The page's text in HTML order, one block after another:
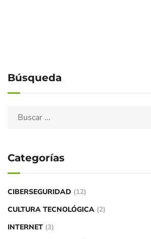
Búsqueda
Categorías
CIBERSEGURIDAD (12)
CULTURA TECNOLÓGICA (2)
INTERNET (3)